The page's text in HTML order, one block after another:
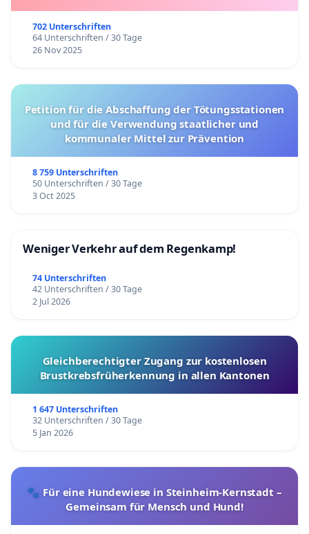
702 Unterschriften
64 Unterschriften / 30 Tage
26 Nov 2025
Petition für die Abschaffung der Tötungsstationen
und für die Verwendung staatlicher und
kommunaler Mittel zur Prävention
8 759 Unterschriften
50 Unterschriften / 30 Tage
3 Oct 2025
Weniger Verkehr auf dem Regenkamp!
74 Unterschriften
42 Unterschriften / 30 Tage
2 Jul 2026
Gleichberechtigter Zugang zur kostenlosen
Brustkrebsfrüherkennung in allen Kantonen
1 647 Unterschriften
32 Unterschriften / 30 Tage
5 Jan 2026
🐾 Für eine Hundewiese in Steinheim-Kernstadt –
Gemeinsam für Mensch und Hund!